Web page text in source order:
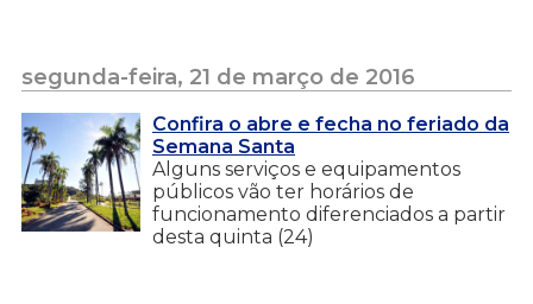
segunda-feira, 21 de março de 2016
Confira o abre e fecha no feriado da
Semana Santa
Alguns serviços e equipamentos
públicos vão ter horários de
funcionamento diferenciados a partir
desta quinta (24)